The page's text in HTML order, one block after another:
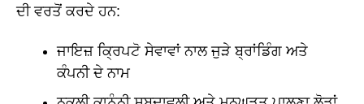
ਦੀ ਵਰਤੋਂ ਕਰਦੇ ਹਨ:
ਜਾਇਜ਼ ਕ੍ਰਿਪਟੋ ਸੇਵਾਵਾਂ ਨਾਲ ਜੁੜੇ ਬ੍ਰਾਂਡਿੰਗ ਅਤੇ
ਕੰਪਨੀ ਦੇ ਨਾਮ